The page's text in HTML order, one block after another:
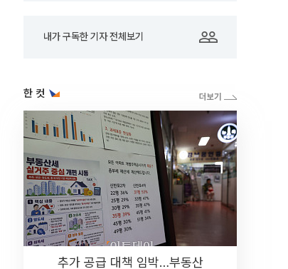
내가 구독한 기자 전체보기
한 컷
추가 공급 대책 임박…부동산